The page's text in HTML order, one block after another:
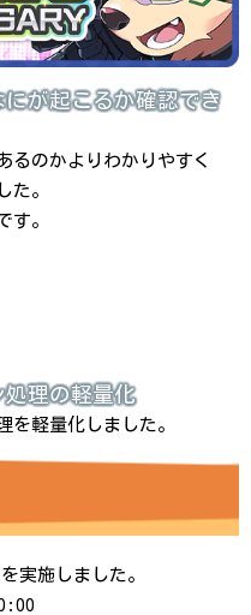
にが起こるか確認でき
るのかよりわかりやすく
た。
す。
処理の軽量化
を軽量化しました。
実施しました。